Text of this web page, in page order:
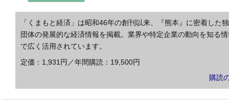
「くまもと経済」は昭和46年の創刊以来、『熊本』に密着し
団体の発展的な経済情報を掲載。業界や特定企業の動向を知る
で広く活用されています。
定価：1,931円／年間購読：19,500円
購読